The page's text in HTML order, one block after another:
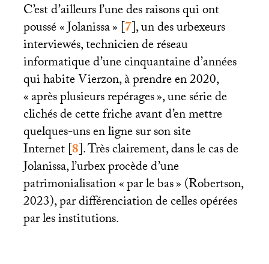
C’est d’ailleurs l’une des raisons qui ont
poussé «Jolanissa»[7], un des urbexeurs
interviewés, technicien de réseau
informatique d’une cinquantaine d’années
qui habite Vierzon, à prendre en 2020,
«après plusieurs repérages», une série de
clichés de cette friche avant d’en mettre
quelques-uns en ligne sur son site
Internet[8]. Très clairement, dans le cas de
Jolanissa, l’urbex procède d’une
patrimonialisation «par le bas» (Robertson,
2023), par différenciation de celles opérées
par les institutions.